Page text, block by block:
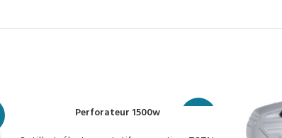
إضافة إلى السلةPerforateur 1500w